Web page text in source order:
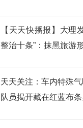
【天天快播报】大理
整治十条”：抹黑旅游
天天关注：车内特殊
队员揭开藏在红蓝布